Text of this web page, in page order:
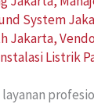
System
Jakarta,
Listrik